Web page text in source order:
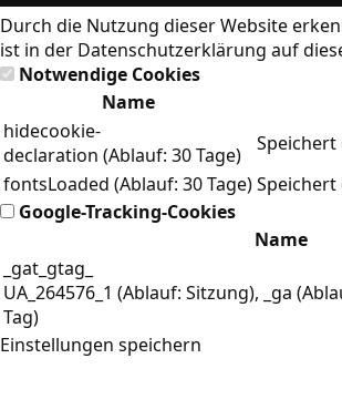
Durch die Nutzung dieser Website
ist in der Datenschutzerklärung auf
Notwendige Cookies
Name
hidecookie-
declaration (Ablauf: 30 Tage)
fontsLoaded (Ablauf: 30 Tage)Speichert
Google-Tracking-Cookies
Name
_gat_gtag_
UA_264576_1 (Ablauf: Sitzung), _ga
Tag)
Einstellungen speichern